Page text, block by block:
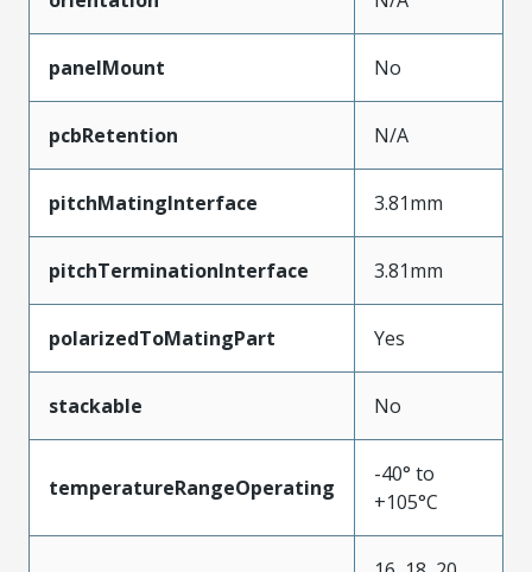
panelMount No
pcbRetention N/A
pitchMatingInterface 3.81mm
pitchTerminationInterface 3.81mm
polarizedToMatingPart Yes
stackable No
temperatureRangeOperating
-40° to
+105°C